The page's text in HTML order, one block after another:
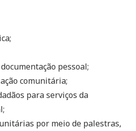
pessoal;
comunitária;
para serviços da
por meio de palestras,